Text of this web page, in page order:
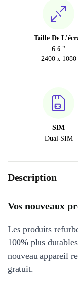
Taille De
6.6 "
2400 x 1080
SIM
Dual-SIM
Description
Vos nouveaux
Les produits
100% plus
nouveau appareil
gratuit.